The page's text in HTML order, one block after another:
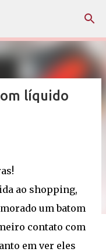
líquido
ao shopping,
um batom
contato com
em ver eles